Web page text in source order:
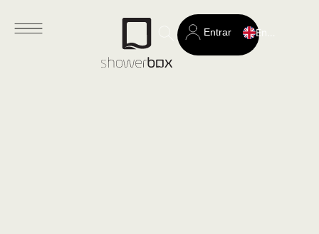
Search
for:
Entrar